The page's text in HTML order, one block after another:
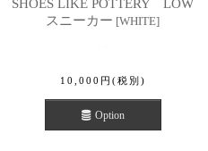
SHOES LIKE POTTERY LOW
スニーカー [WHITE]
10,000 円 (税別)
Option